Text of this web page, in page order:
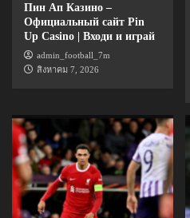
Пин Ап Казино –
Официальный сайт Pin
Up Casino | Входи и играй
admin_football_7m
สิงหาคม 7, 2026